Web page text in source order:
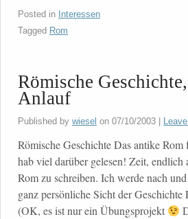
Posted in Interessen
Tagged Rom
Römische
Anlauf
Published by wiesel on 07/10/2003
Römische Geschichte Das antike
hab viel darüber gelesen! Zeit, endlich
Rom zu schreiben. Ich werde nach
ganz persönliche Sicht der Geschichte
(OK, es ist nur ein Übungsprojekt